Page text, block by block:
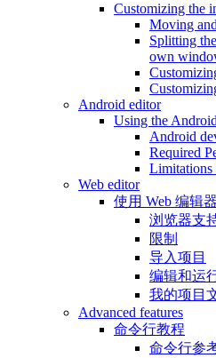
Customizing the
Moving
Splitting
own
Android editor
Using the
Android
Required
Limitations
Web editor
使用 Web 编辑器
浏览器支
限制
导入项目
编辑和运
我的项目
Advanced features
命令行教程
命令行参